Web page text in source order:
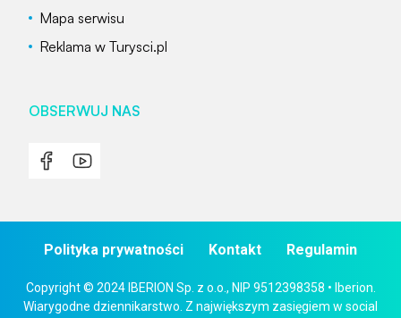
Mapa serwisu
Reklama w Turysci.pl
OBSERWUJ NAS
Copyright © 2024 IBERION Sp. z o.o., NIP 9512398358 • Iberion.
Wiarygodne dziennikarstwo. Z największym zasięgiem w social
Polityka prywatności Kontakt Regulamin